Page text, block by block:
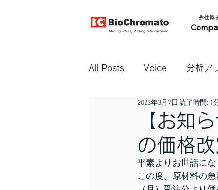
会社概
All Posts Voice 分析ア
【お知
の価格
2023年3月7日 読了時間: 1
平素よりお世話に
この度、原材料の